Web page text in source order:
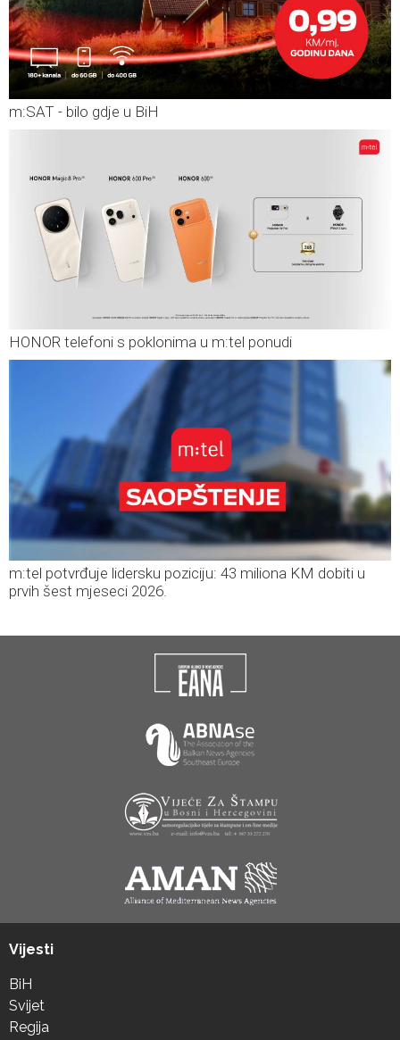
m:SAT - bilo gdje u BiH
HONOR telefoni s poklonima u m:tel ponudi
m:tel potvrđuje lidersku poziciju: 43 miliona KM dobiti u
prvih šest mjeseci 2026.
Vijesti
BiH
Svijet
Regija